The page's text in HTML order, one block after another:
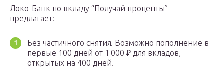
Локо-Банк по вкладу “Получай проценты”
предлагает:
Без частичного снятия. Возможно пополнение в
первые 100 дней от 1 000 ₽ для вкладов,
открытых на 400 дней.